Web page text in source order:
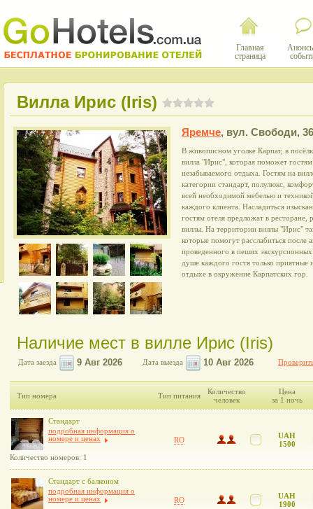
Главная
страница
Вилла Ирис (Iris)
Яремче, вул. Свободи,
В живописном уголке Карпат, в
вилла "Ирис", которая поможет
незабываемого отдыха. Гостям на
категории стандарт, полулюкс,
всей необходимой мебелью и
каждого клиента. Насладиться
гостям отеля предложат в
виллы. На территории виллы "Ирис"
которые помогут расслабиться после
проведенного в пеших
душе каждого гостя только
отдыхе в окружение Карпатских гор.
Наличие мест в вилле Ирис (Iris)
Дата заезда Дата выезда
Тип номера Тип питания
Количество
человек
Цена
за 1 ночь
Стандарт
подробная информация о
номере и ценах
Количество номеров: 1
RO
UAH
1500
Стандарт с балконом
подробная информация о
номере и ценах
RO
UAH
1900